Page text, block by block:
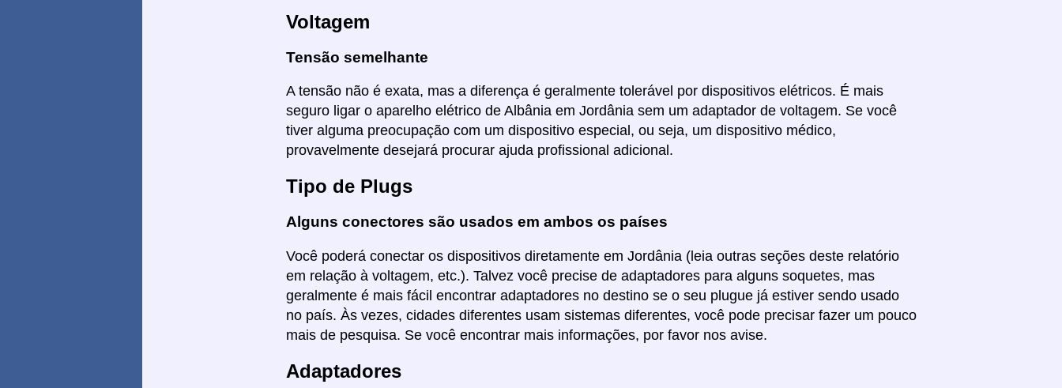
Voltagem
Tensão semelhante
A tensão não é exata, mas a diferença é geralmente tolerável por dispositivos elétricos. É mais
seguro ligar o aparelho elétrico de Albânia em Jordânia sem um adaptador de voltagem. Se você
tiver alguma preocupação com um dispositivo especial, ou seja, um dispositivo médico,
provavelmente desejará procurar ajuda profissional adicional.
Tipo de Plugs
Alguns conectores são usados em ambos os países
Você poderá conectar os dispositivos diretamente em Jordânia (leia outras seções deste relatório
em relação à voltagem, etc.). Talvez você precise de adaptadores para alguns soquetes, mas
geralmente é mais fácil encontrar adaptadores no destino se o seu plugue já estiver sendo usado
no país. Às vezes, cidades diferentes usam sistemas diferentes, você pode precisar fazer um pouco
mais de pesquisa. Se você encontrar mais informações, por favor nos avise.
Adaptadores